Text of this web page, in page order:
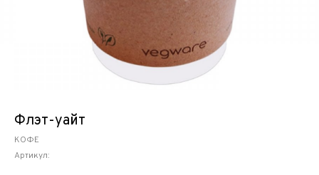
Флэт-уайт
КОФЕ
Артикул: